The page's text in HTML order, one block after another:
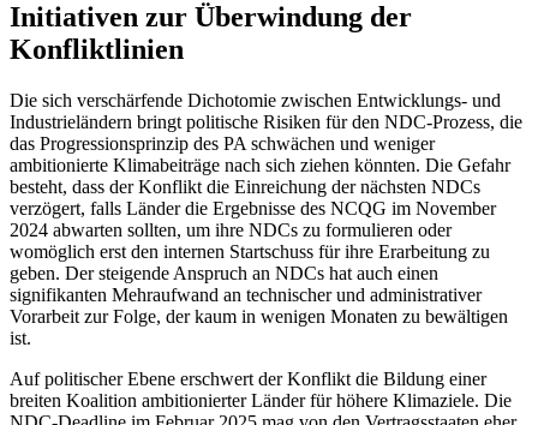
Initiativen zur Überwindung der
Konfliktlinien
Die sich verschärfende Dichotomie zwi­schen Entwicklungs- und
Industrieländern bringt politische Risiken für den NDC-Prozess, die
das Progressionsprinzip des PA schwächen und weniger
ambitionierte Klimabeiträge nach sich ziehen könnten. Die Gefahr
besteht, dass der Konflikt die Einreichung der näch­sten NDCs
verzögert, falls Länder die Ergeb­nisse des NCQG im November
2024 abwar­ten sollten, um ihre NDCs zu formulieren oder
womöglich erst den internen Startschuss für ihre Erarbeitung zu
geben. Der steigende An­spruch an NDCs hat auch einen
signifikanten Mehr­aufwand an technischer und administra­ti­ver
Vorarbeit zur Folge, der kaum in weni­gen Monaten zu bewältigen
ist.
Auf politischer Ebene erschwert der Konflikt die Bildung einer
breiten Koalition ambitionierter Länder für höhere Klima­ziele. Die